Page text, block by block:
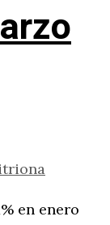
en enero